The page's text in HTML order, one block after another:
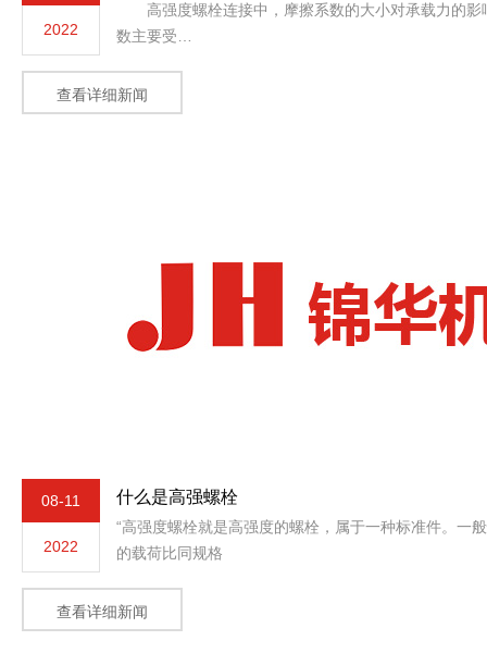
2022
高强度螺栓连接中，摩擦系数的大小对承载力的影
数主要受…
查看详细新闻
08-11
2022
什么是高强螺栓
“高强度螺栓就是高强度的螺栓，属于一种标准件。一
的载荷比同规格
查看详细新闻